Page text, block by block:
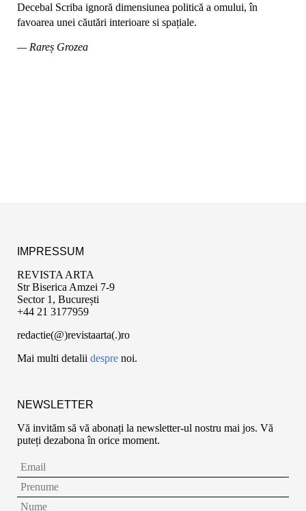
Decebal Scriba ignoră dimensiunea politică a omului, în
favoarea unei căutări interioare si spațiale.
— Rareș Grozea
IMPRESSUM
REVISTA ARTA
Str Biserica Amzei 7-9
Sector 1, București
+44 21 3177959
redactie(@)revistaarta(.)ro
Mai multi detalii despre noi.
NEWSLETTER
Vă invităm să vă abonați la newsletter-ul nostru mai jos. Vă
puteți dezabona în orice moment.